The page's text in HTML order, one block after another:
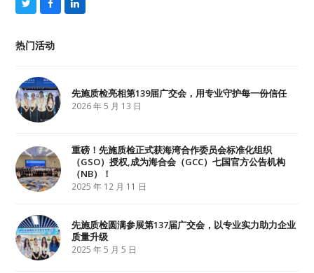
T
w
t
t
F
a
b
L
i
热门活动
先施质检亮相第139届广交会，用专业守护每一份信任
2026 年 5 月 13 日
重磅！先施质检正式获海湾合作委员会标准化组织
（GSO）授权,成为海合会（GCC）七国官方公告机构
（NB）！
2025 年 12 月 11 日
先施质检圆满参展第137届广交会，以专业实力助力企业
质量升级
2025 年 5 月 5 日